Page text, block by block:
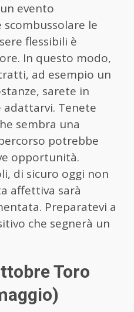
evento
le
flessibili è
In questo modo,
ad esempio un
sarete in
Tenete
sembra una
potrebbe
opportunità.
di sicuro oggi non
affettiva sarà
Preparatevi a
che segnerà un
Toro